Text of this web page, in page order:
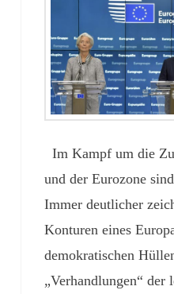
Im Kampf um die
und der Eurozone
Immer deutlicher
Konturen eines
demokratischen
„Verhandlungen“ der